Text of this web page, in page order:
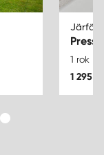
1 rok
1 295